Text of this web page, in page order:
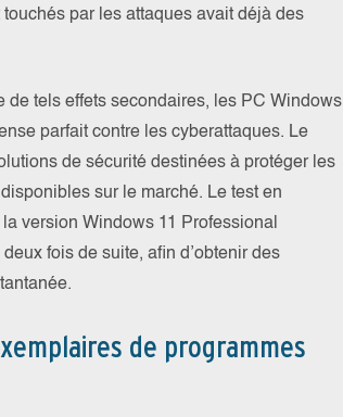
par les attaques avait déjà des
de tels effets secondaires, les PC Windows
parfait contre les cyberattaques. Le
de sécurité destinées à protéger les
sur le marché. Le test en
version Windows 11 Professional
fois de suite, afin d’obtenir des
de programmes